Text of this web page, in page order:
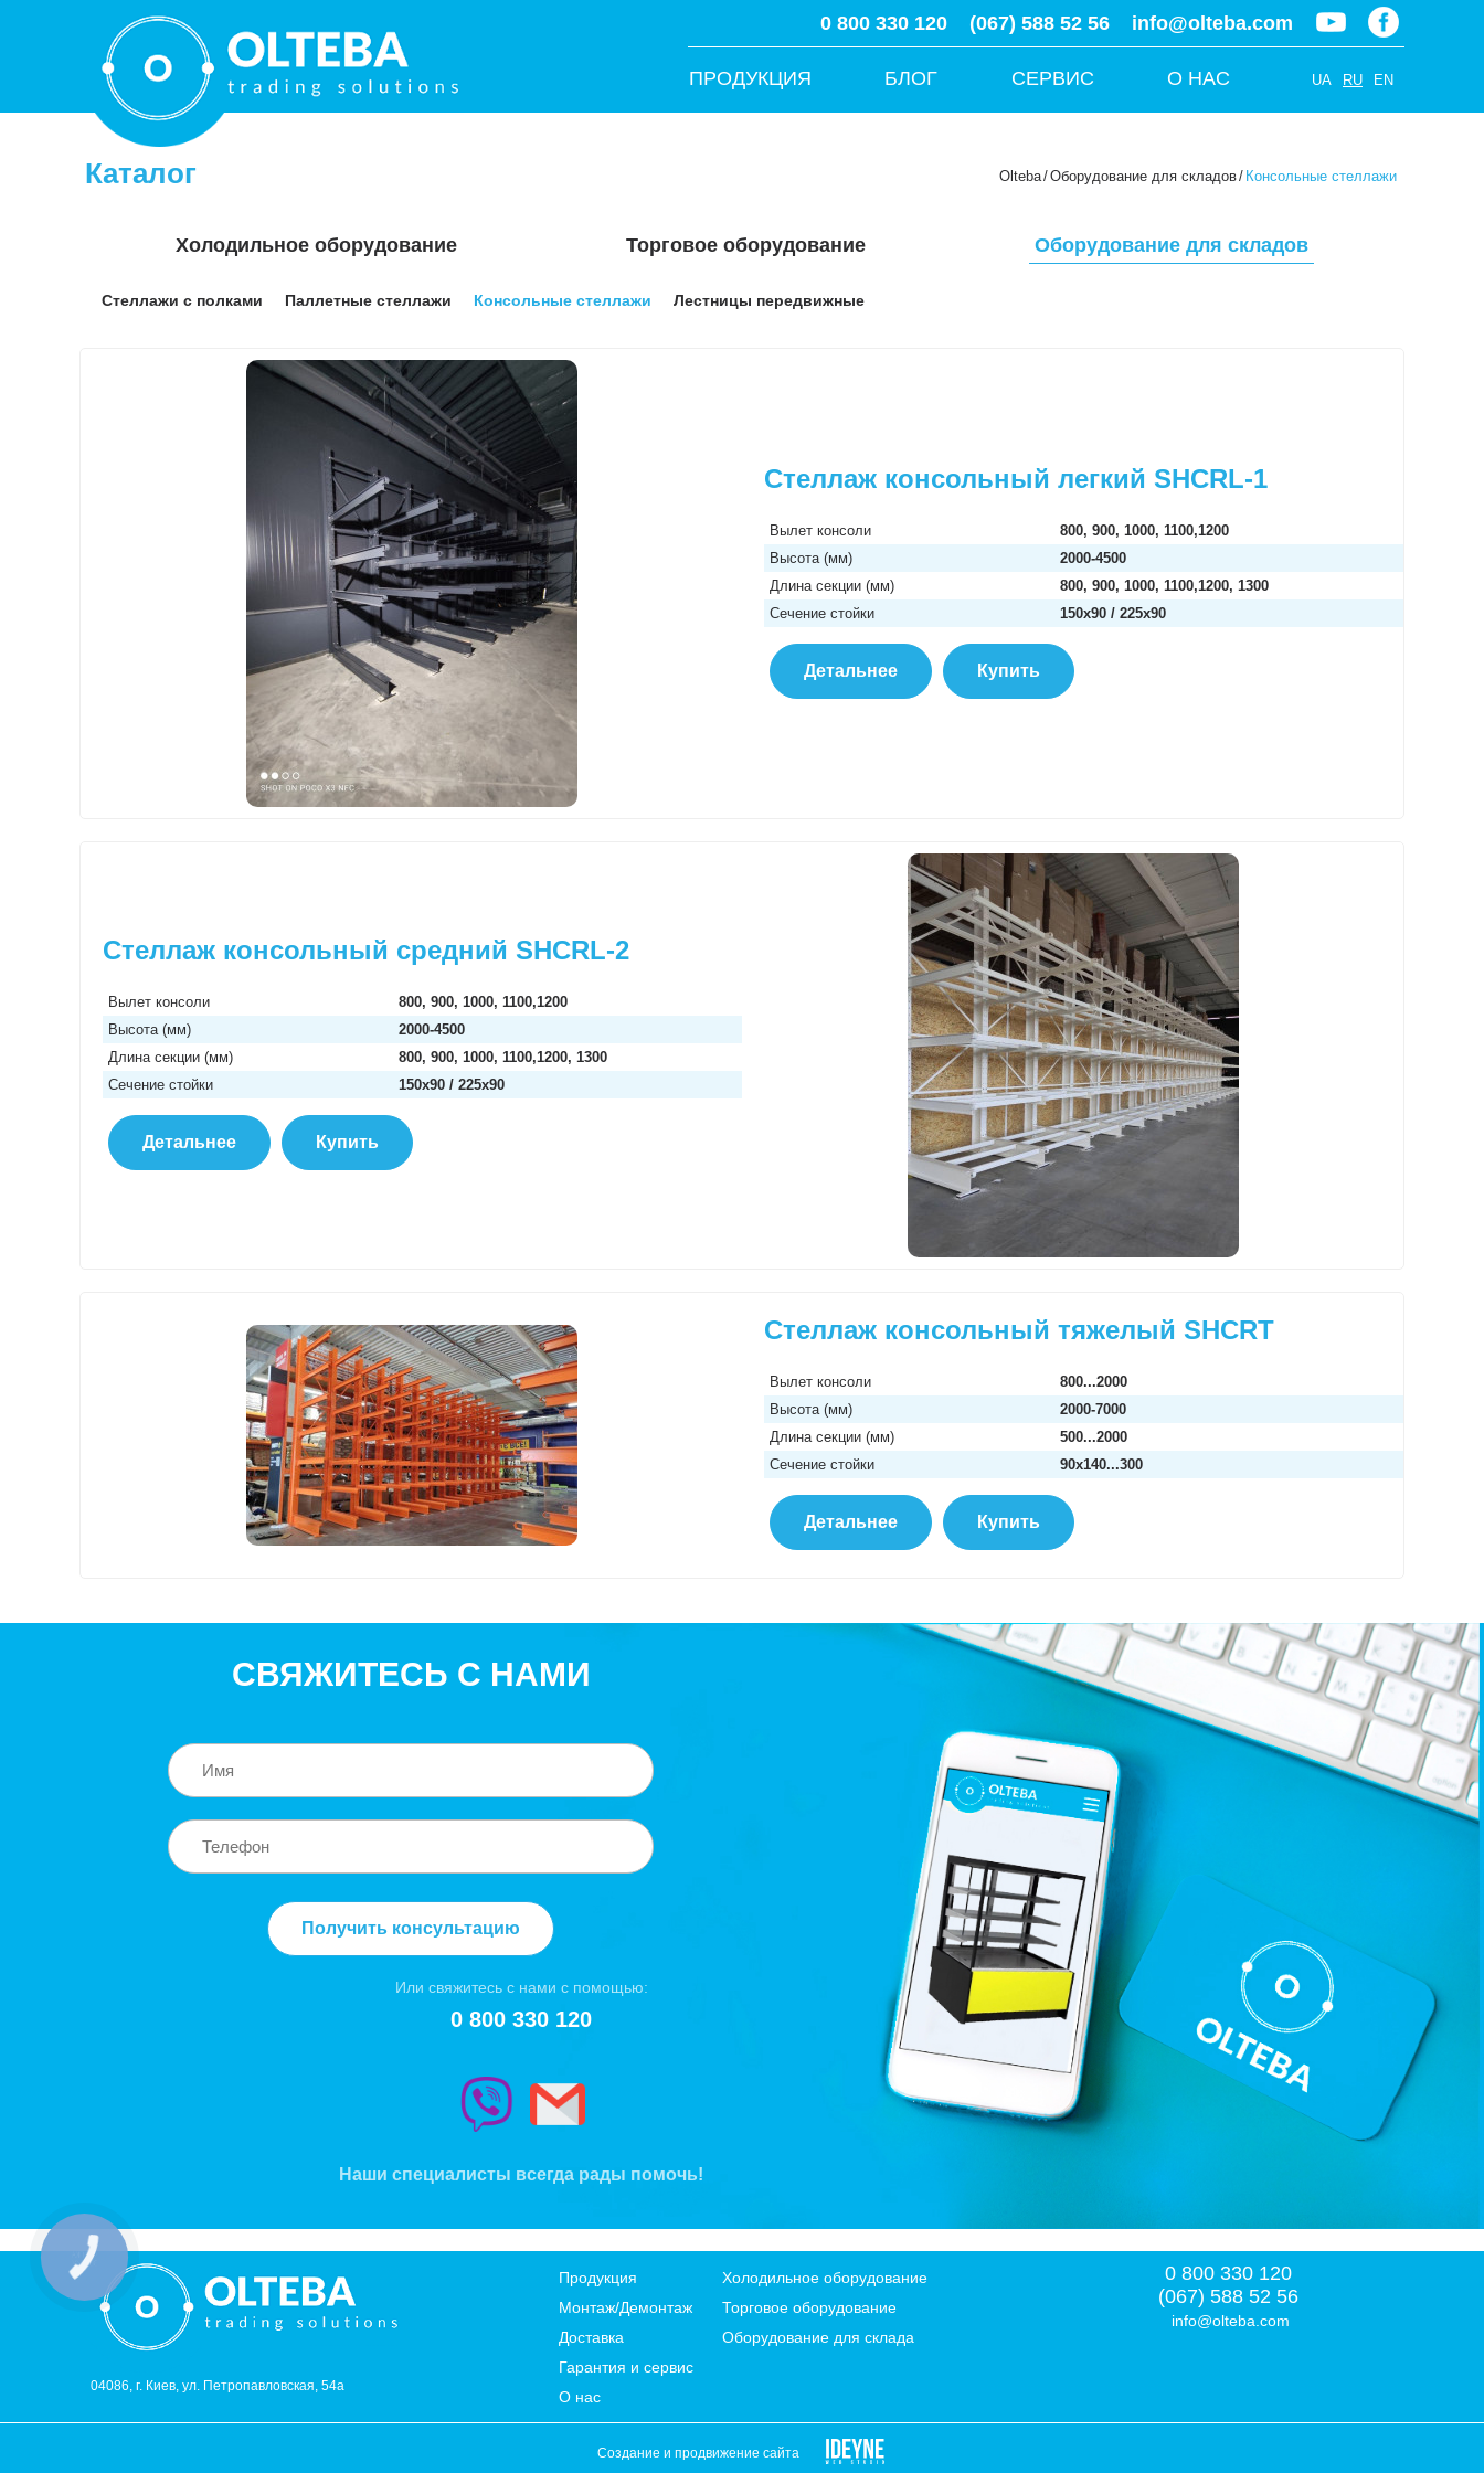
0 800 330 120 (067) 588 52 56 info@olteba.com
ПРОДУКЦИЯ БЛОГ СЕРВИС О НАС UA RU EN
Каталог Olteba/Оборудование для складов/ Консольные стеллажи
Холодильное оборудование Торговое оборудование Оборудование для складов
Стеллажи с полками Паллетные стеллажи Консольные стеллажи Лестницы передвижные
Стеллаж консольный легкий SHCRL-1
Вылет консоли
800, 900, 1000, 1100,1200
Высота (мм)
2000-4500
Длина секции (мм)
800, 900, 1000, 1100,1200, 1300
Сечение стойки
150х90 / 225х90
Детальнее Купить
Стеллаж консольный средний SHCRL-2
Вылет консоли
800, 900, 1000, 1100,1200
Высота (мм)
2000-4500
Длина секции (мм)
800, 900, 1000, 1100,1200, 1300
Сечение стойки
150х90 / 225х90
Детальнее Купить
Стеллаж консольный тяжелый SHCRT
Вылет консоли
800...2000
Высота (мм)
2000-7000
Длина секции (мм)
500...2000
Сечение стойки
90х140...300
Детальнее Купить
СВЯЖИТЕСЬ С НАМИ
Получить консультацию
Или свяжитесь с нами с помощью:
0 800 330 120
Наши специалисты всегда рады помочь!
04086, г. Киев, ул. Петропавловская, 54а
Продукция
Монтаж/Демонтаж
Доставка
Гарантия и сервис
О нас
Холодильное оборудование
Торговое оборудование
Оборудование для склада
0 800 330 120
(067) 588 52 56
info@olteba.com
Создание и продвижение сайта